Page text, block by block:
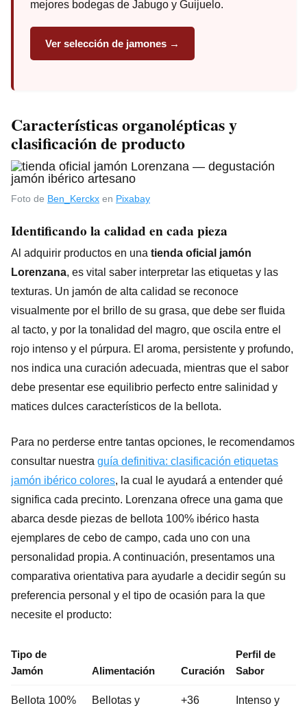
mejores bodegas de Jabugo y Guijuelo.
Ver selección de jamones →
Características organolépticas y
clasificación de producto
Foto de Ben_Kerckx en Pixabay
Identificando la calidad en cada pieza
Al adquirir productos en una tienda oficial jamón
Lorenzana, es vital saber interpretar las etiquetas y las
texturas. Un jamón de alta calidad se reconoce
visualmente por el brillo de su grasa, que debe ser fluida
al tacto, y por la tonalidad del magro, que oscila entre el
rojo intenso y el púrpura. El aroma, persistente y profundo,
nos indica una curación adecuada, mientras que el sabor
debe presentar ese equilibrio perfecto entre salinidad y
matices dulces característicos de la bellota.
Para no perderse entre tantas opciones, le recomendamos
consultar nuestra guía definitiva: clasificación etiquetas
jamón ibérico colores, la cual le ayudará a entender qué
significa cada precinto. Lorenzana ofrece una gama que
abarca desde piezas de bellota 100% ibérico hasta
ejemplares de cebo de campo, cada uno con una
personalidad propia. A continuación, presentamos una
comparativa orientativa para ayudarle a decidir según su
preferencia personal y el tipo de ocasión para la que
necesite el producto:
Tipo de
Jamón
Alimentación Curación
Perfil de
Sabor
Bellota 100% Bellotas y +36 Intenso y